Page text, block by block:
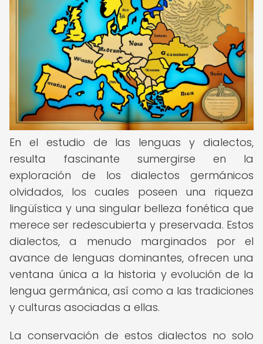
En el estudio de las lenguas y dialectos,
resulta fascinante sumergirse en la
exploración de los dialectos germánicos
olvidados, los cuales poseen una riqueza
lingüística y una singular belleza fonética que
merece ser redescubierta y preservada. Estos
dialectos, a menudo marginados por el
avance de lenguas dominantes, ofrecen una
ventana única a la historia y evolución de la
lengua germánica, así como a las tradiciones
y culturas asociadas a ellas.
La conservación de estos dialectos no solo